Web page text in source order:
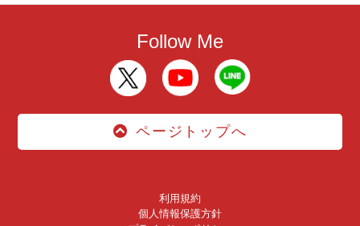
Follow Me
ページトップへ
利用規約
個人情報保護方針